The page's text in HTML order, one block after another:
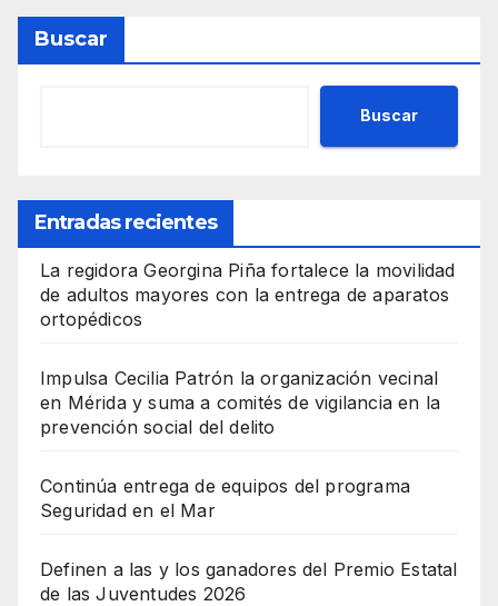
Buscar
Buscar
Entradas recientes
La regidora Georgina Piña fortalece la movilidad
de adultos mayores con la entrega de aparatos
ortopédicos
Impulsa Cecilia Patrón la organización vecinal
en Mérida y suma a comités de vigilancia en la
prevención social del delito
Continúa entrega de equipos del programa
Seguridad en el Mar
Definen a las y los ganadores del Premio Estatal
de las Juventudes 2026